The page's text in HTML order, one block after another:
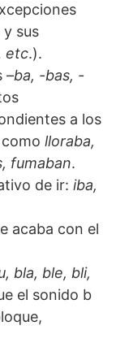
y sus
etc.).
–ba, -bas, -
a los
lloraba,
fumaban.
de ir: iba,
acaba con el
bla, ble, bli,
el sonido b